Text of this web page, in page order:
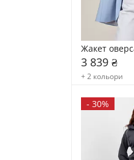
Жакет
3 839 ₴
+ 2 кольори
- 30%